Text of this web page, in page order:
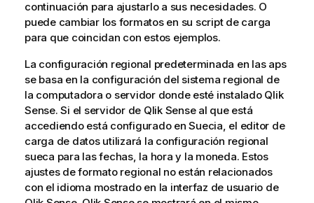
continuación para ajustarlo a sus necesidades. O
puede cambiar los formatos en su script de carga
para que coincidan con estos ejemplos.
La configuración regional predeterminada en las aps
se basa en la configuración del sistema regional de
la computadora o servidor donde esté instalado Qlik
Sense. Si el servidor de Qlik Senseal que está
accediendo está configurado en Suecia, el editor de
carga de datos utilizará la configuración regional
sueca para las fechas, la hora y la moneda. Estos
ajustes de formato regional no están relacionados
con el idioma mostrado en la interfaz de usuario de